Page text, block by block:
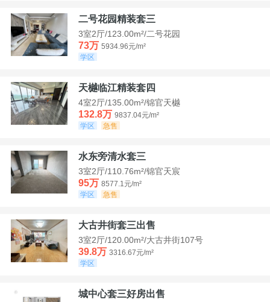
二号花园精装套三
3室2厅/123.00m²/二号花园
73万 5934.96元/m²
学区
天樾临江精装套四
4室2厅/135.00m²/锦官天樾
132.8万 9837.04元/m²
学区
急售
水东旁清水套三
3室2厅/110.76m²/锦官天宸
95万 8577.1元/m²
学区
急售
大古井街套三出售
3室2厅/120.00m²/大古井街107号
39.8万 3316.67元/m²
学区
城中心套三好房出售